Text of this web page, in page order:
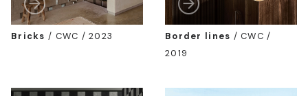
Bricks / CWC / 2023 Border lines /CWC /
2019